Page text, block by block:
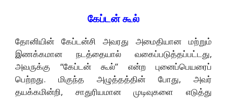
கேப்டன் கூல்
தோனியின் கேப்டன்சி அவரது அமைதியான மற்றும்
இணக்கமான நடத்தையால் வகைப்படுத்தப்பட்டது,
அவருக்கு “கேப்டன் கூல்” என்ற புனைப்பெயரைப்
பெற்றது. மிகுந்த அழுத்தத்தின் போது, அவர்
தயக்கமின்றி, சாதுரியமான முடிவுகளை எடுத்து